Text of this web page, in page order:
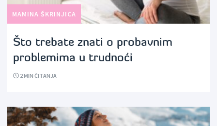
MAMINA ŠKRINJICA
Što trebate znati o probavnim
problemima u trudnoći
2MIN ČITANJA